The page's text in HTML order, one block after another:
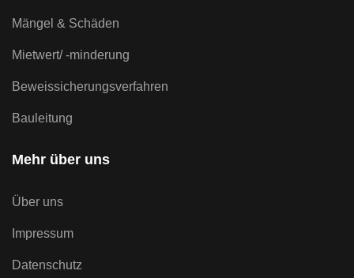
Mängel & Schäden
Mietwert/ -minderung
Beweissicherungsverfahren
Bauleitung
Mehr über uns
Über uns
Impressum
Datenschutz